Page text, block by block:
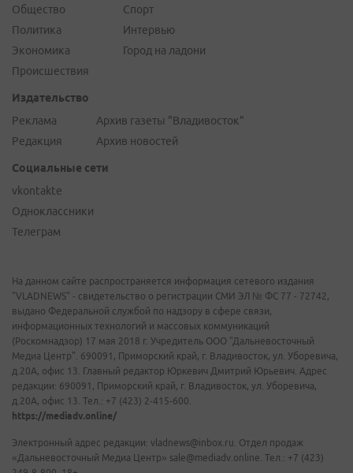
Общество
Политика
Экономика
Происшествия
Спорт
Интервью
Город на ладони
Издательство
Реклама
Редакция
Архив газеты "Владивосток"
Архив новостей
Социальные сети
vkontakte
Одноклассники
Телеграм
На данном сайте распространяется информация сетевого издания
"VLADNEWS" - свидетельство о регистрации СМИ ЭЛ № ФС 77 - 72742,
выдано Федеральной службой по надзору в сфере связи,
информационных технологий и массовых коммуникаций
(Роскомнадзор) 17 мая 2018 г. Учредитель ООО "Дальневосточный
Медиа Центр". 690091, Приморский край, г. Владивосток, ул. Уборевича,
д.20А, офис 13. Главный редактор Юркевич Дмитрий Юрьевич. Адрес
редакции: 690091, Приморский край, г. Владивосток, ул. Уборевича,
д.20А, офис 13. Тел.: +7 (423) 2-415-600.
https://mediadv.online/
Электронный адрес редакции: vladnews@inbox.ru. Отдел продаж
«Дальневосточный Медиа Центр» sale@mediadv.online. Тел.: +7 (423)